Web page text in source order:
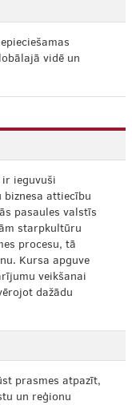
vidē un
ir ieguvuši
attiecību
pasaules valstīs
starpkultūru
procesu, tā
Kursa apguve
veikšanai
dažādu
prasmes atpazīt,
un reģionu